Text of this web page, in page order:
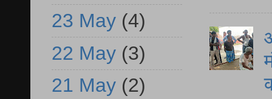
23 May (4)
22 May (3)
21 May (2)